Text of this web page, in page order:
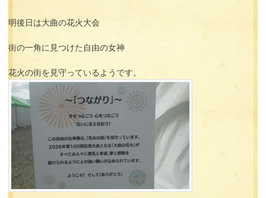
明後日は大曲の花火大会
街の一角に見つけた自由の女神
花火の街を見守っているようです。